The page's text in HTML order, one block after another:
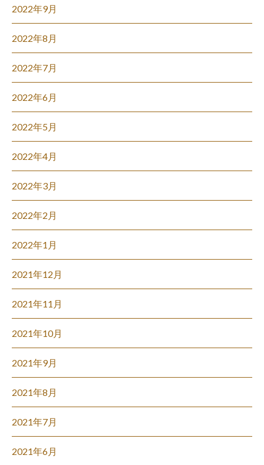
2022年9月
2022年8月
2022年7月
2022年6月
2022年5月
2022年4月
2022年3月
2022年2月
2022年1月
2021年12月
2021年11月
2021年10月
2021年9月
2021年8月
2021年7月
2021年6月